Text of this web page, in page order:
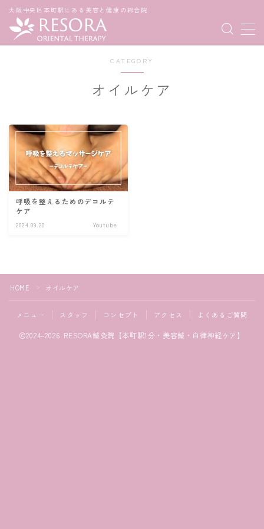
大阪中央区本町駅にある美容と健康の総合院
MENU
コンセプト
アクセス
よくあるご質問
CATEGORY
オイルケア
呼吸を整えるためのデコルテ
ケア
2024.09.20 Youtube
HOME ＞ オイルケア
メニュー スタッフ コンセプト アクセス よくあるご質問
2024–2026 RESORA鍼灸院【本町駅1分・美容鍼・自律神経ケア】